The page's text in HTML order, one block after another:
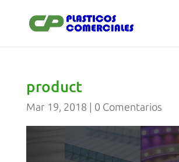
product
Mar 19, 2018 0 Comentarios